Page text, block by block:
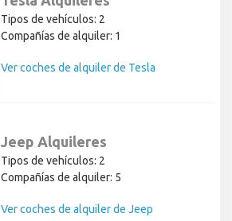
Tipos de vehículos: 2
Compañías de alquiler: 1
Ver coches de alquiler de Tesla
Jeep Alquileres
Tipos de vehículos: 2
Compañías de alquiler: 5
Ver coches de alquiler de Jeep